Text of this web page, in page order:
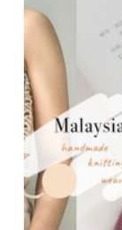
n
t
e
n
t